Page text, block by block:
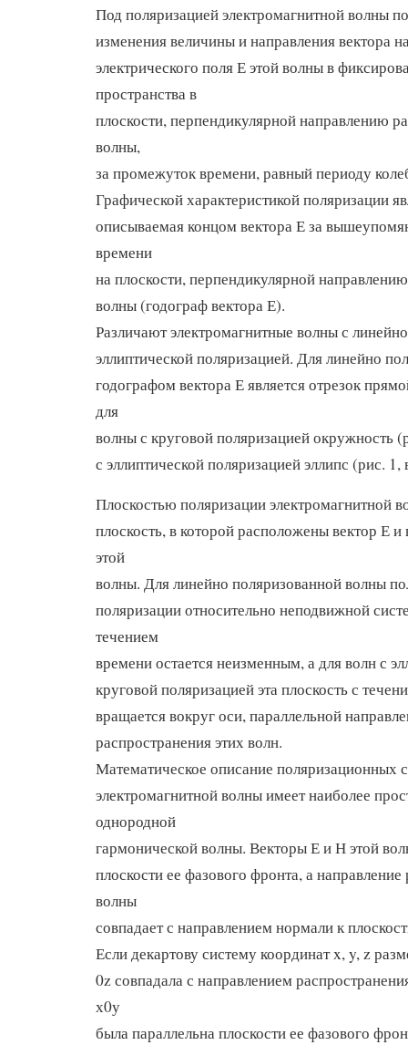
Под поляризацией электромагнитной волны
изменения величины и направления вектора
электрического поля Е этой волны в
пространства в
плоскости, перпендикулярной направлению
волны,
за промежуток времени, равный периоду
Графической характеристикой поляризации
описываемая концом вектора Е за
времени
на плоскости, перпендикулярной
волны (годограф вектора Е).
Различают электромагнитные волны с
эллиптической поляризацией. Для линейно
годографом вектора Е является отрезок
для
волны с круговой поляризацией окружность
с эллиптической поляризацией эллипс (рис. 1,
Плоскостью поляризации электромагнитной
плоскость, в которой расположены вектор Е
этой
волны. Для линейно поляризованной волны
поляризации относительно неподвижной
течением
времени остается неизменным, а для волн с
круговой поляризацией эта плоскость с
вращается вокруг оси, параллельной
распространения этих волн.
Математическое описание поляризационных
электромагнитной волны имеет наиболее
однородной
гармонической волны. Векторы Е и Н этой
плоскости ее фазового фронта, а
волны
совпадает с направлением нормали к
Если декартову систему координат x, y, z
0z совпадала с направлением
х0у
была параллельна плоскости ее фазового